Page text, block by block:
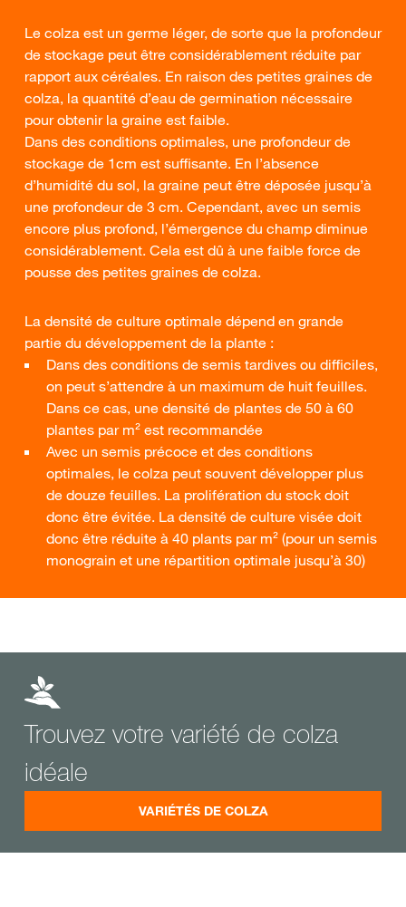
Le colza est un germe léger, de sorte que la profondeur
de stockage peut être considérablement réduite par
rapport aux céréales. En raison des petites graines de
colza, la quantité d’eau de germination nécessaire
pour obtenir la graine est faible.
Dans des conditions optimales, une profondeur de
stockage de 1cm est suffisante. En l’absence
d’humidité du sol, la graine peut être déposée jusqu’à
une profondeur de 3 cm. Cependant, avec un semis
encore plus profond, l’émergence du champ diminue
considérablement. Cela est dû à une faible force de
pousse des petites graines de colza.
La densité de culture optimale dépend en grande
partie du développement de la plante :
Dans des conditions de semis tardives ou difficiles,
on peut s’attendre à un maximum de huit feuilles.
Dans ce cas, une densité de plantes de 50 à 60
plantes par m² est recommandée
Avec un semis précoce et des conditions
optimales, le colza peut souvent développer plus
de douze feuilles. La prolifération du stock doit
donc être évitée. La densité de culture visée doit
donc être réduite à 40 plants par m² (pour un semis
monograin et une répartition optimale jusqu’à 30)
Trouvez votre variété de colza
idéale
VARIÉTÉS DE COLZA